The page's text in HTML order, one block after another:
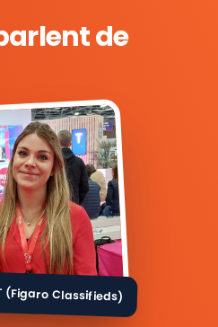
de
(Figaro Classifieds)